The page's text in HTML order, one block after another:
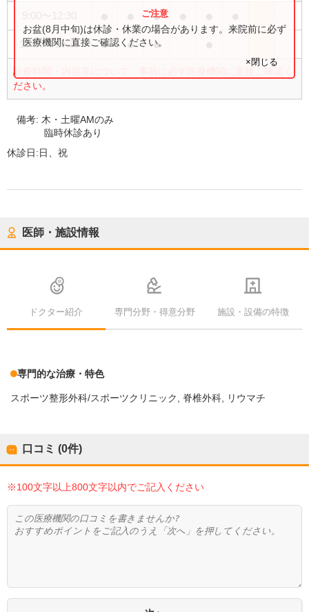
●
16:30〜19:30 ● ● ●
診療時間・内容等について、事前に必ず医療機関に直接ご確認く
ださい。
お盆(8月中旬)は休診・休業の場合があります。来院前に必ず
医療機関に直接ご確認ください。
×閉じる
備考: 木・土曜AMのみ
臨時休診あり
休診日:日、祝
医師・施設情報
ドクター紹介 専門分野・得意分野 施設・設備の特徴
専門的な治療・特色
スポーツ整形外科/スポーツクリニック 脊椎外科 リウマチ
口コミ (0件)
※100文字以上800文字以内でご記入ください